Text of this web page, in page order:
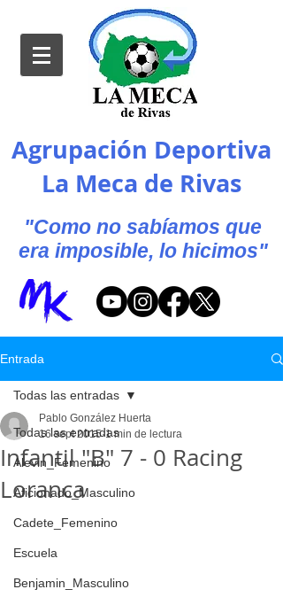
Agrupación Deportiva
La Meca de Rivas
"Como no sabíamos que
era imposible, lo hicimos"
Entrada
Todas las entradas
Alevin_Femenino
Aficionado_Masculino
Cadete_Femenino
Escuela
Benjamin_Masculino
Todas las entradas
Infantil "B" 7 - 0 Racing
Loranca
Pablo González Huerta
16 sept 2015 1 min de lectura